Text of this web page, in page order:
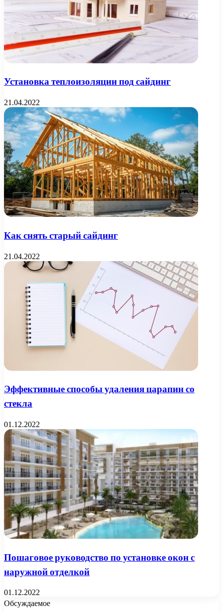
Установка теплоизоляции под сайдинг
21.04.2022
Как снять старый сайдинг
21.04.2022
Эффективные способы удаления царапин со
стекла
01.12.2022
Пошаговое руководство по установке окон с
наружной отделкой
01.12.2022
Обсуждаемое